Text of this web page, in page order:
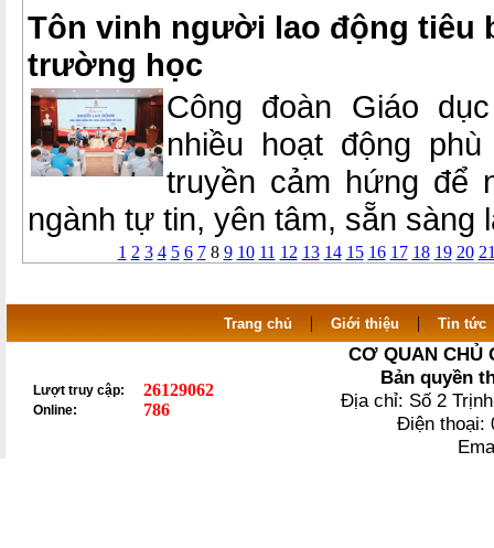
Tôn vinh người lao động tiêu
trường học
Công đoàn Giáo
nhiều hoạt động
truyền cảm hứng để
ngành tự tin, yên tâm, sẵn sàng
1 2 3 4 5 6 78 9 10 11 12 13 14 15 16 17 18 19 20
Trang chủ | Giới thiệu | Tin tức
Lượt truy cập: 26129062
Online: 786
CƠ QUAN CHỦ
Bản quyền
Địa chỉ: Số 2
Điện